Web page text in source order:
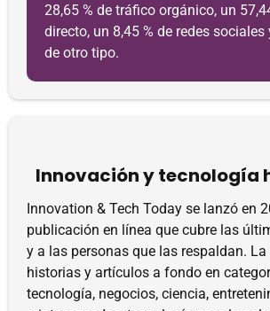
28,65 % de tráfico orgánico, un
directo, un 8,45 % de redes sociales
de otro tipo.
Innovación y tecnología
Innovation & Tech Today se lanzó en
publicación en línea que cubre las
y a las personas que las respaldan.
historias y artículos a fondo en
tecnología, negocios, ciencia,